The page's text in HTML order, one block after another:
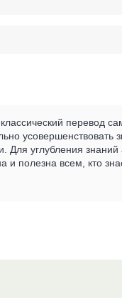
перевод
усовершенствовать
углубления знаний
полезна всем, кто